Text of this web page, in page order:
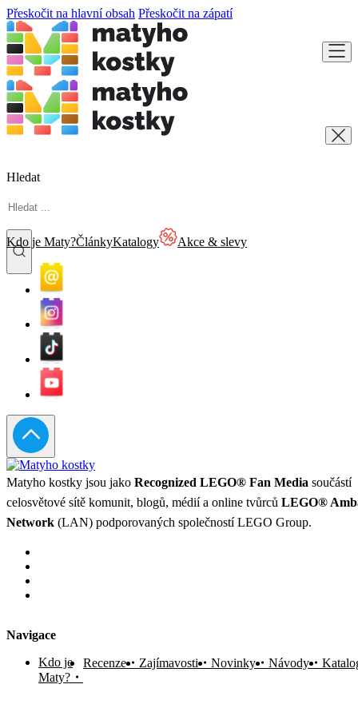
Přeskočit na hlavní obsah Přeskočit na zápatí
Hledat
Kdo je Maty?ČlánkyKatalogy Akce & slevy
Matyho kostky jsou jako Recognized LEGO® Fan Media součástí
celosvětové sítě komunit, blogů, médií a online tvůrců LEGO®
Network (LAN) podporovaných společností LEGO Group.
Navigace
Kdo je
Maty?
Recenze Zajímavosti Novinky Návody